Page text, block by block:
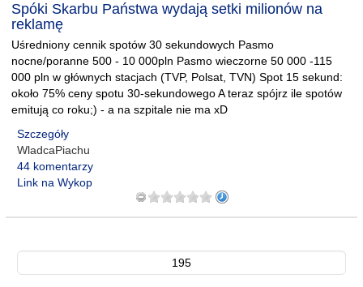
Spóki Skarbu Państwa wydają setki milionów na
reklamę
Uśredniony cennik spotów 30 sekundowych Pasmo
nocne/poranne 500 - 10 000pln Pasmo wieczorne 50 000 -115
000 pln w głównych stacjach (TVP, Polsat, TVN) Spot 15 sekund:
około 75% ceny spotu 30-sekundowego A teraz spójrz ile spotów
emitują co roku;) - a na szpitale nie ma xD
Szczegóły
WladcaPiachu
44 komentarzy
Link na Wykop
195